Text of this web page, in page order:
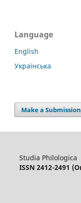
Language
English
Українська
Make a Submission
Studia Philologica
ISSN 2412-2491